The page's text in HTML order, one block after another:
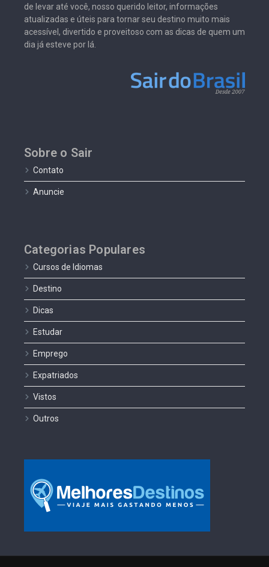
de levar até você, nosso querido leitor, informações
atualizadas e úteis para tornar seu destino muito mais
acessível, divertido e proveitoso com as dicas de quem um
dia já esteve por lá.
Sobre o Sair
Contato
Anuncie
Categorias Populares
Cursos de Idiomas
Destino
Dicas
Estudar
Emprego
Expatriados
Vistos
Outros